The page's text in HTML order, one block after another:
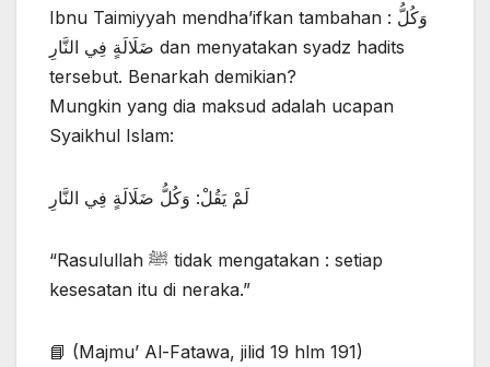
Ibnu Taimiyyah mendha’ifkan tambahan : وَكُلُّ
ضَلَالَةٍ فِي النَّارِ dan menyatakan syadz hadits
tersebut. Benarkah demikian?
Mungkin yang dia maksud adalah ucapan
Syaikhul Islam:
لَمْ يَقُلْ: وَكُلُّ ضَلَالَةٍ فِي النَّارِ
“Rasulullah ﷺ tidak mengatakan : setiap
kesesatan itu di neraka.”
📘 (Majmu’ Al-Fatawa, jilid 19 hlm 191)